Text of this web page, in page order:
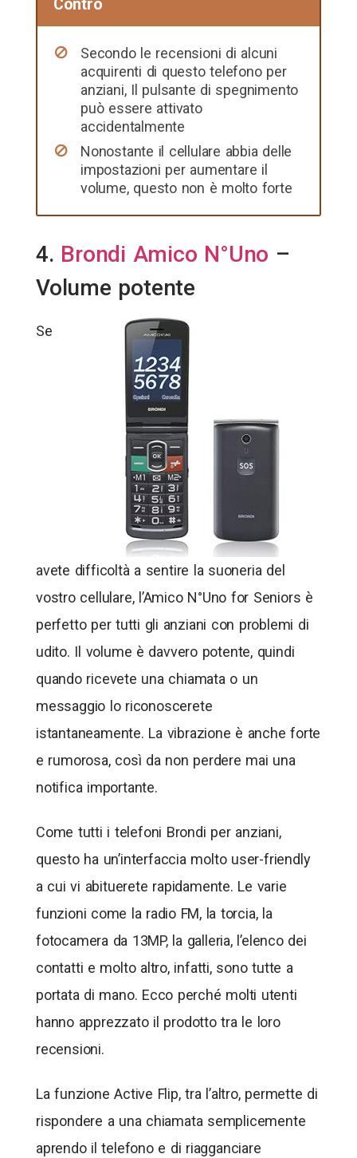
Contro
Secondo le recensioni di alcuni
acquirenti di questo telefono per
anziani, Il pulsante di spegnimento
può essere attivato
accidentalmente
Nonostante il cellulare abbia delle
impostazioni per aumentare il
volume, questo non è molto forte
4. Brondi Amico N°Uno –
Volume potente
Se
avete difficoltà a sentire la suoneria del
vostro cellulare, l’Amico N°Uno for Seniors è
perfetto per tutti gli anziani con problemi di
udito. Il volume è davvero potente, quindi
quando ricevete una chiamata o un
messaggio lo riconoscerete
istantaneamente. La vibrazione è anche forte
e rumorosa, così da non perdere mai una
notifica importante.
Come tutti i telefoni Brondi per anziani,
questo ha un’interfaccia molto user-friendly
a cui vi abituerete rapidamente. Le varie
funzioni come la radio FM, la torcia, la
fotocamera da 13MP, la galleria, l’elenco dei
contatti e molto altro, infatti, sono tutte a
portata di mano. Ecco perché molti utenti
hanno apprezzato il prodotto tra le loro
recensioni.
La funzione Active Flip, tra l’altro, permette di
rispondere a una chiamata semplicemente
aprendo il telefono e di riagganciare